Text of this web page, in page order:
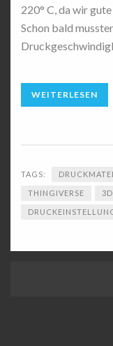
220° C, da wir
Schon bald
WEITERLESEN
TAGS:
THINGIVERSE